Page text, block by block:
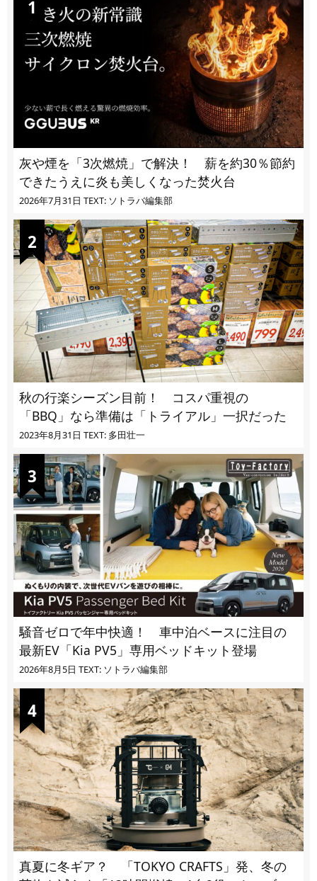
灰や煙を「3次燃焼」で解決！ 薪を約30％節約
できたうえに炎も美しくなった焚火台
2026年7月31日 TEXT: ソトラバ編集部
秋の行楽シーズン目前！ コスパ重視の
「BBQ」なら準備は「トライアル」一択だった
2023年8月31日 TEXT: 多田壮一
騒音ゼロで年中快適！ 車中泊ベースに注目の
最新EV「Kia PV5」専用ベッドキット登場
2026年8月5日 TEXT: ソトラバ編集部
真夏に冬ギア？ 「TOKYO CRAFTS」発、冬の